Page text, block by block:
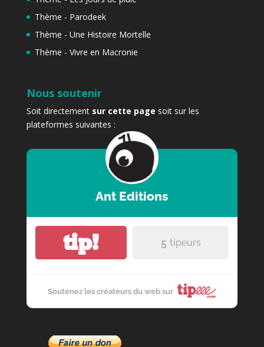
Thème - Parodeek
Thème - Une Histoire Mortelle
Thème - Vivre en Macronie
Nous soutenir
Soit directement sur cette page soit sur les
plateformes suivantes :
Ant Editions
tip! 5 tipeurs
Soutenez les créateurs du web sur